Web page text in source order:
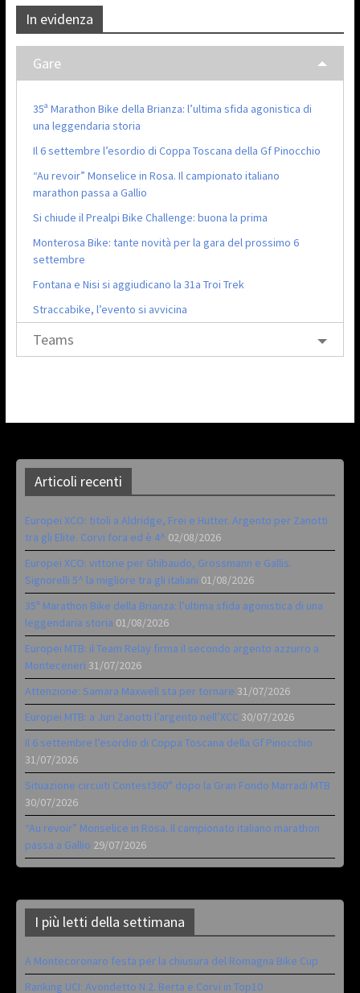
In evidenza
Gare
35ª Marathon Bike della Brianza: l’ultima sfida agonistica di
una leggendaria storia
Il 6 settembre l’esordio di Coppa Toscana della Gf Pinocchio
“Au revoir” Monselice in Rosa. Il campionato italiano
marathon passa a Gallio
Si chiude il Prealpi Bike Challenge: buona la prima
Monterosa Bike: tante novità per la gara del prossimo 6
settembre
Fontana e Nisi si aggiudicano la 31a Troi Trek
Straccabike, l’evento si avvicina
Teams
Articoli recenti
Europei XCO: titoli a Aldridge, Frei e Hutter. Argento per Zanotti
tra gli Elite. Corvi fora ed è 4^ 02/08/2026
Europei XCO: vittorie per Ghibaudo, Grossmann e Gallis.
Signorelli 5^ la migliore tra gli italiani 01/08/2026
35ª Marathon Bike della Brianza: l’ultima sfida agonistica di una
leggendaria storia 01/08/2026
Europei MTB: il Team Relay firma il secondo argento azzurro a
Monteceneri 31/07/2026
Attenzione: Samara Maxwell sta per tornare 31/07/2026
Europei MTB: a Juri Zanotti l’argento nell’XCC 30/07/2026
Il 6 settembre l’esordio di Coppa Toscana della Gf Pinocchio
31/07/2026
Situazione circuiti Contest360° dopo la Gran Fondo Marradi MTB
30/07/2026
“Au revoir” Monselice in Rosa. Il campionato italiano marathon
passa a Gallio 29/07/2026
I più letti della settimana
A Montecoronaro festa per la chiusura del Romagna Bike Cup
Ranking UCI: Avondetto N.2. Berta e Corvi in Top10